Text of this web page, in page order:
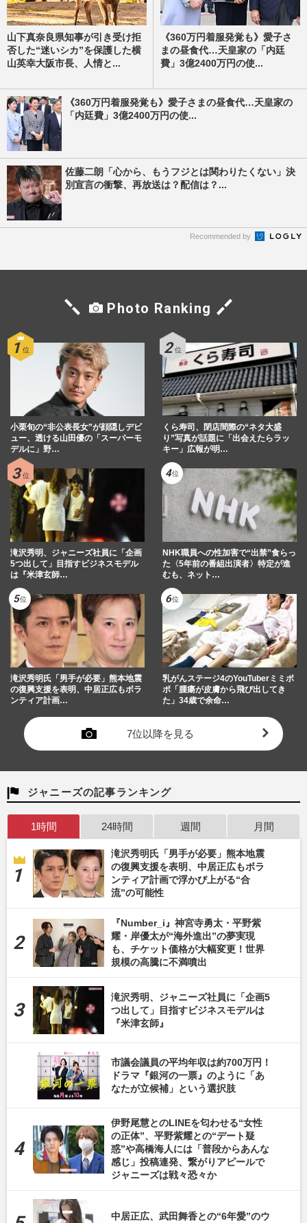
山下真奈良県知事が引き受け拒
否した“迷いシカ”を保護した横
山英幸大阪市長、人情と...
《360万円着服発覚も》愛子さ
まの昼食代…天皇家の「内廷
費」3億2400万円の使...
《360万円着服発覚も》愛子さまの昼食代…天皇家の
「内廷費」3億2400万円の使...
佐藤二朗「心から、もうフジとは関わりたくない」決
別宣言の衝撃、再放送は？配信は？...
Recommended by
Photo Ranking
小栗旬の“非公表長女”が顔隠しデビ
ュー、透ける山田優の「スーパーモ
デルに」野…
くら寿司、閉店間際の“ネタ大盛
り”写真が話題に「出会えたらラッ
キー」広報が明…
滝沢秀明、ジャニーズ社員に「企画
5つ出して」目指すビジネスモデル
は『米津玄師…
NHK職員への性加害で“出禁”食らっ
た〈5年前の番組出演者〉特定が進
むも、ネット…
滝沢秀明氏「男手が必要」熊本地震
の復興支援を表明、中居正広もボラ
ンティア計画…
乳がんステージ4のYouTuberミミポ
ポ「腫瘍が皮膚から飛び出してき
た」34歳で余命…
7位以降を見る
ジャニーズの記事ランキング
1時間 24時間 週間 月間
滝沢秀明氏「男手が必要」熊本地震
の復興支援を表明、中居正広もボラ
ンティア計画で浮かび上がる“合
流”の可能性
『Number_i』神宮寺勇太・平野紫
耀・岸優太が“海外進出”の夢実現
も、チケット価格が大幅変更！世界
規模の高騰に不満噴出
滝沢秀明、ジャニーズ社員に「企画5
つ出して」目指すビジネスモデルは
『米津玄師』
市議会議員の平均年収は約700万円！
ドラマ『銀河の一票』のように「あ
なたが立候補」という選択肢
伊野尾慧とのLINEを匂わせる“女性
の正体”、平野紫耀との“デート疑
惑”や高橋海人には「普段からあんな
感じ」投稿連発、繋がりアピールで
ジャニーズは戦々恐々か
中居正広、武田舞香との“6年愛”のウ